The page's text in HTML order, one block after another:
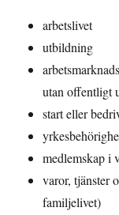
arbetslivet
utbildning
utan offentligt
start eller
medlemskap i
varor, tjänster
familjelivet)